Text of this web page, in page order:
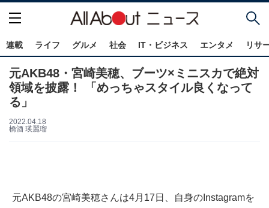
連載 ライフ グルメ 社会 IT・ビジネス エンタメ リサ
元AKB48・宮崎美穂、ブーツ×ミニスカで絶対
領域を披露！ 「めっちゃスタイル良くなって
る」
2022.04.18
橋酒 瑛麗瑠
元AKB48の宮崎美穂さんは4月17日、自身のInstagramを